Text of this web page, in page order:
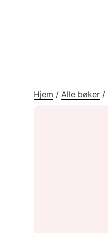
Hjem /Alle bøker /